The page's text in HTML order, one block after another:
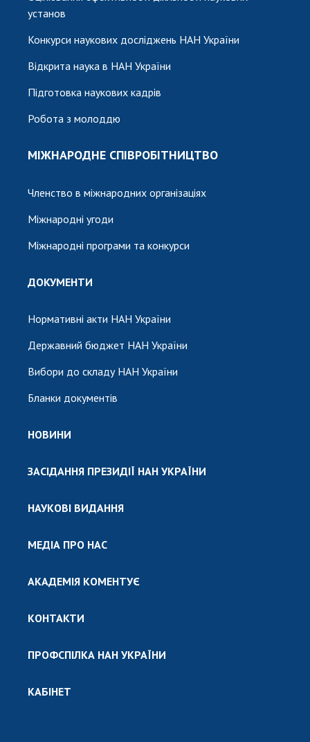
установ
Конкурси наукових досліджень НАН України
Відкрита наука в НАН України
Підготовка наукових кадрів
Робота з молоддю
МІЖНАРОДНЕ СПІВРОБІТНИЦТВО
Членство в міжнародних організаціях
Міжнародні угоди
Міжнародні програми та конкурси
ДОКУМЕНТИ
Нормативні акти НАН України
Державний бюджет НАН України
Вибори до складу НАН України
Бланки документів
НОВИНИ
ЗАСІДАННЯ ПРЕЗИДІЇ НАН УКРАЇНИ
НАУКОВІ ВИДАННЯ
МЕДІА ПРО НАС
АКАДЕМІЯ КОМЕНТУЄ
КОНТАКТИ
ПРОФСПІЛКА НАН УКРАЇНИ
КАБІНЕТ